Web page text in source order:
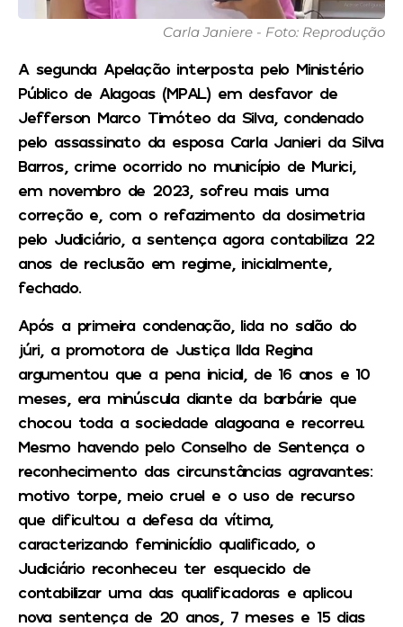
Carla Janiere - Foto: Reprodução
A segunda Apelação interposta pelo Ministério
Público de Alagoas (MPAL) em desfavor de
Jefferson Marco Timóteo da Silva, condenado
pelo assassinato da esposa Carla Janieri da Silva
Barros, crime ocorrido no município de Murici,
em novembro de 2023, sofreu mais uma
correção e, com o refazimento da dosimetria
pelo Judiciário, a sentença agora contabiliza 22
anos de reclusão em regime, inicialmente,
fechado.
Após a primeira condenação, lida no salão do
júri, a promotora de Justiça Ilda Regina
argumentou que a pena inicial, de 16 anos e 10
meses, era minúscula diante da barbárie que
chocou toda a sociedade alagoana e recorreu.
Mesmo havendo pelo Conselho de Sentença o
reconhecimento das circunstâncias agravantes:
motivo torpe, meio cruel e o uso de recurso
que dificultou a defesa da vítima,
caracterizando feminicídio qualificado, o
Judiciário reconheceu ter esquecido de
contabilizar uma das qualificadoras e aplicou
nova sentença de 20 anos, 7 meses e 15 dias